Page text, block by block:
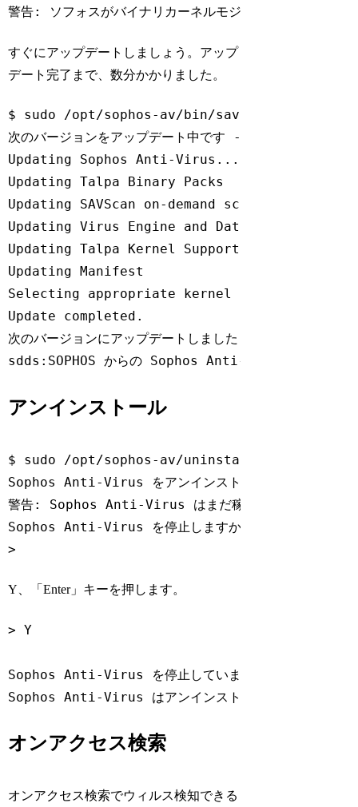
すぐにアップデートしましょう。アップ
デート完了まで、数分かかりました。
$ sudo /opt/sophos-av/bin/savupdate
次のバージョンをアップデート中です - SAV: 9.15.1
Updating Sophos Anti-Virus....
Updating Talpa Binary Packs
Updating SAVScan on-demand scanner
Updating Virus Engine and Data
Updating Talpa Kernel Support
Updating Manifest
Selecting appropriate kernel support...
Update completed.
次のバージョンにアップデートしました - SAV:
アンインストール
$ sudo /opt/sophos-av/uninstall.sh
Sophos Anti-Virus をアンインストールしています。
警告: Sophos Anti-Virus はまだ稼動しています。
Sophos Anti-Virus を停止しますか？ はい(Y)/いい
>
Y、「Enter」キーを押します。
> Y
Sophos Anti-Virus を停止しています。
Sophos Anti-Virus はアンインストールされました。
オンアクセス検索
オンアクセス検索でウィルス検知できる